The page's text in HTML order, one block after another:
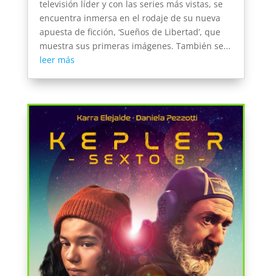
televisión líder y con las series más vistas, se
encuentra inmersa en el rodaje de su nueva
apuesta de ficción, ‘Sueños de Libertad’, que
muestra sus primeras imágenes. También se...
leer más